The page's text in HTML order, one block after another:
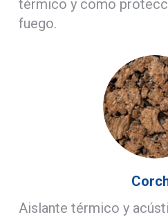
térmico y como
fuego.
Aislante térmico y